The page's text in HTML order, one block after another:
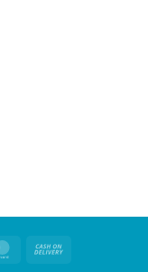
MasterCard